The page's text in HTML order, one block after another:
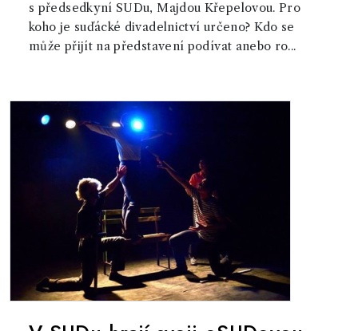
s předsedkyní SUDu, Majdou Křepelovou. Pro
koho je suďácké divadelnictví určeno? Kdo se
může přijít na představení podívat anebo ro...